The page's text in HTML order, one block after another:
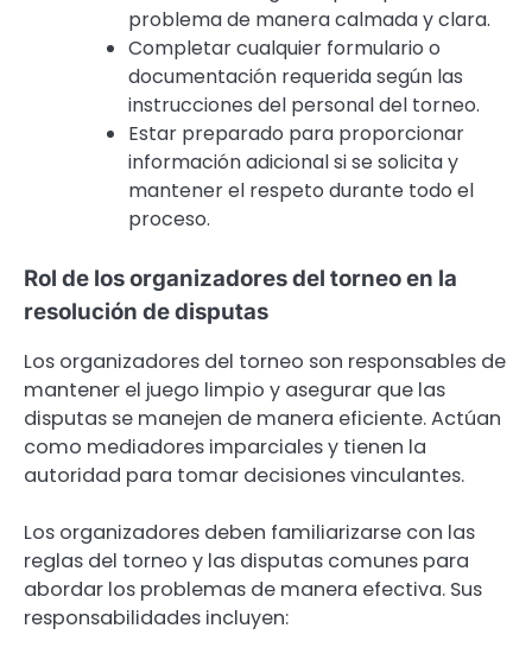
problema de manera calmada y clara.
Completar cualquier formulario o
documentación requerida según las
instrucciones del personal del torneo.
Estar preparado para proporcionar
información adicional si se solicita y
mantener el respeto durante todo el
proceso.
Rol de los organizadores del torneo en la
resolución de disputas
Los organizadores del torneo son responsables de
mantener el juego limpio y asegurar que las
disputas se manejen de manera eficiente. Actúan
como mediadores imparciales y tienen la
autoridad para tomar decisiones vinculantes.
Los organizadores deben familiarizarse con las
reglas del torneo y las disputas comunes para
abordar los problemas de manera efectiva. Sus
responsabilidades incluyen: